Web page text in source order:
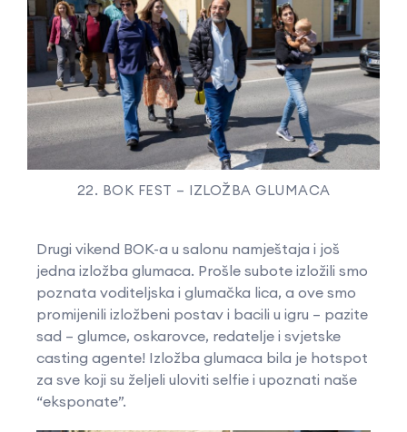
22. BOK FEST – IZLOŽBA GLUMACA
Drugi vikend BOK-a u salonu namještaja i još
jedna izložba glumaca. Prošle subote izložili smo
poznata voditeljska i glumačka lica, a ove smo
promijenili izložbeni postav i bacili u igru – pazite
sad – glumce, oskarovce, redatelje i svjetske
casting agente! Izložba glumaca bila je hotspot
za sve koji su željeli uloviti selfie i upoznati naše
“eksponate”.